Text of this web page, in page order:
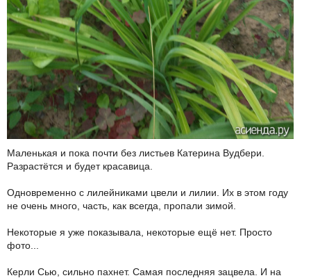
Маленькая и пока почти без листьев Катерина Вудбери.
Разрастётся и будет красавица.
Одновременно с лилейниками цвели и лилии. Их в этом году
не очень много, часть, как всегда, пропали зимой.
Некоторые я уже показывала, некоторые ещё нет. Просто
фото...
Керли Сью, сильно пахнет. Самая последняя зацвела. И на